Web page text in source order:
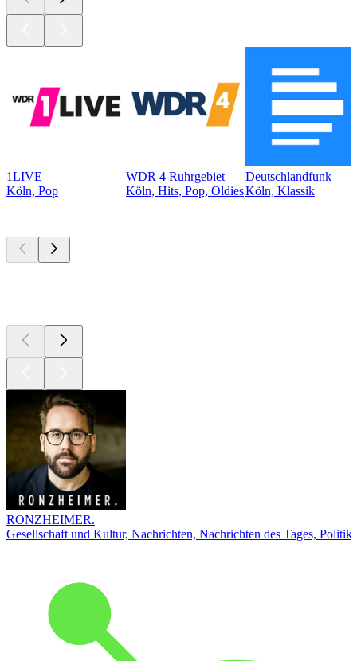
1LIVE
Köln, Pop
WDR 4 Ruhrgebiet
Köln, Hits, Pop, Oldies
Deutschlandfunk
Köln, Klassik
RONZHEIMER.
Gesellschaft und Kultur, Nachrichten, Nachrichten des Tages, Politik